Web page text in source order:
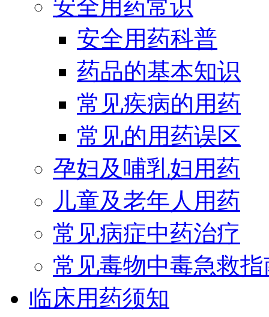
安全用药常识
安全用药科普
药品的基本知识
常见疾病的用药
常见的用药误区
孕妇及哺乳妇用药
儿童及老年人用药
常见病症中药治疗
常见毒物中毒急救指
临床用药须知